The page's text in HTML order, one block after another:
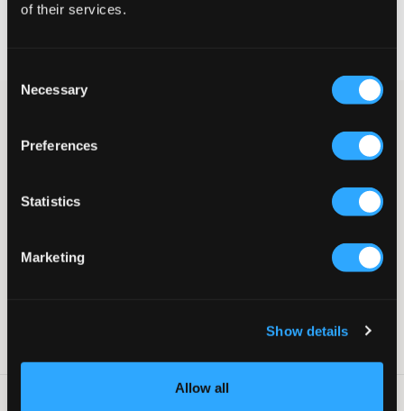
of their services.
Selection
Necessary
Preferences
Statistics
Marketing
Show details
Allow all
hoog en verstelbaar aan de binnenkant zodat de broek zo goed
en comfortabel mogelijk zit. De gulp bestaat uit een knoop en
rits. Dit model is perfect als je geen te smalle maar ook geen te
Jeans
Vijfzakkenmodel